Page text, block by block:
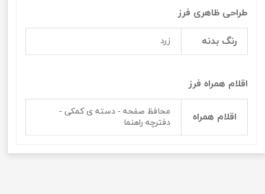
طراحی ظاهری فرز
رنگ بدنه زرد
اقلام همراه فرز
اقلام همراه
محافظ صفحه - دسته ی کمکی -
دفترچه راهنما